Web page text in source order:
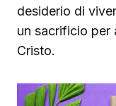
desiderio di
un sacrificio per
Cristo.